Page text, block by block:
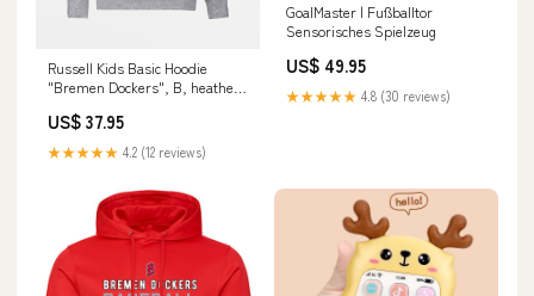
Russell Kids Basic Hoodie
"Bremen Dockers", B, heather
128
US$ 37.95
★★★★★ 4.2 (12 reviews)
GoalMaster | Fußballtor
Sensorisches Spielzeug
US$ 49.95
★★★★★ 4.8 (30 reviews)